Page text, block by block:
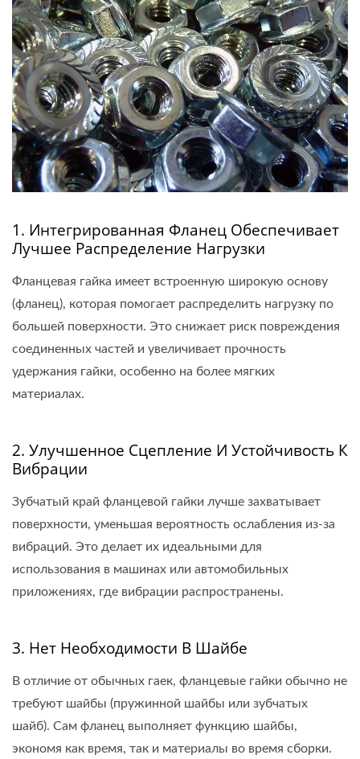
1. Интегрированная Фланец Обеспечивает
Лучшее Распределение Нагрузки
Фланцевая гайка имеет встроенную широкую основу
(фланец), которая помогает распределить нагрузку по
большей поверхности. Это снижает риск повреждения
соединенных частей и увеличивает прочность
удержания гайки, особенно на более мягких
материалах.
2. Улучшенное Сцепление И Устойчивость К
Вибрации
Зубчатый край фланцевой гайки лучше захватывает
поверхности, уменьшая вероятность ослабления из-за
вибраций. Это делает их идеальными для
использования в машинах или автомобильных
приложениях, где вибрации распространены.
3. Нет Необходимости В Шайбе
В отличие от обычных гаек, фланцевые гайки обычно не
требуют шайбы (пружинной шайбы или зубчатых
шайб). Сам фланец выполняет функцию шайбы,
экономя как время, так и материалы во время сборки.